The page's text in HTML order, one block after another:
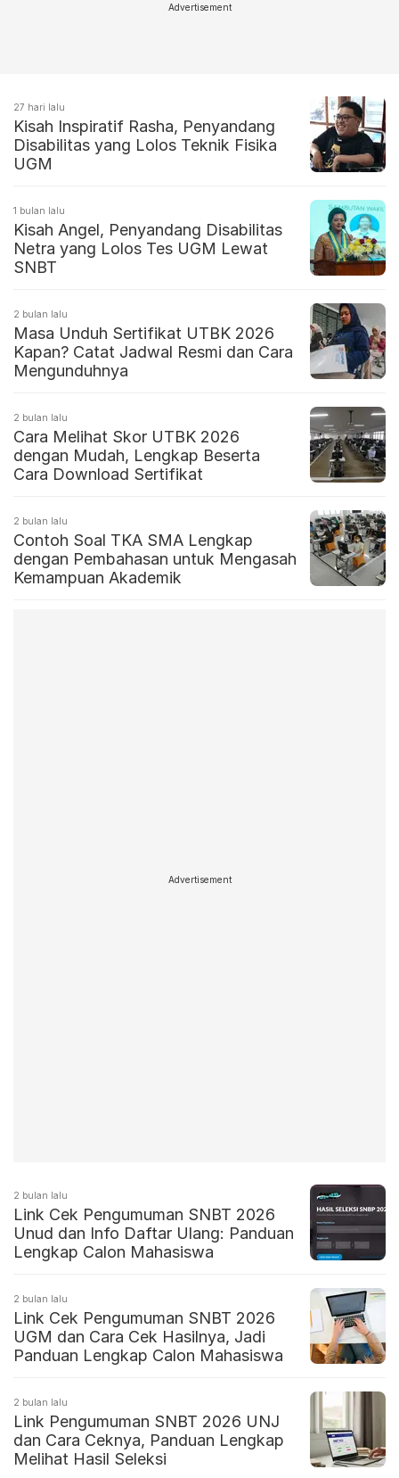
Advertisement
27 hari lalu
Kisah Inspiratif Rasha, Penyandang
Disabilitas yang Lolos Teknik Fisika
UGM
1 bulan lalu
Kisah Angel, Penyandang Disabilitas
Netra yang Lolos Tes UGM Lewat
SNBT
2 bulan lalu
Masa Unduh Sertifikat UTBK 2026
Kapan? Catat Jadwal Resmi dan Cara
Mengunduhnya
2 bulan lalu
Cara Melihat Skor UTBK 2026
dengan Mudah, Lengkap Beserta
Cara Download Sertifikat
2 bulan lalu
Contoh Soal TKA SMA Lengkap
dengan Pembahasan untuk Mengasah
Kemampuan Akademik
Advertisement
2 bulan lalu
Link Cek Pengumuman SNBT 2026
Unud dan Info Daftar Ulang: Panduan
Lengkap Calon Mahasiswa
2 bulan lalu
Link Cek Pengumuman SNBT 2026
UGM dan Cara Cek Hasilnya, Jadi
Panduan Lengkap Calon Mahasiswa
2 bulan lalu
Link Pengumuman SNBT 2026 UNJ
dan Cara Ceknya, Panduan Lengkap
Melihat Hasil Seleksi